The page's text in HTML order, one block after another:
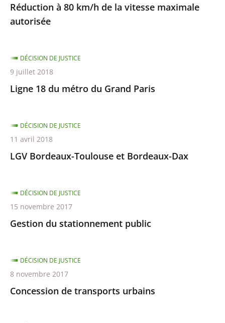
Réduction à 80 km/h de la vitesse maximale
autorisée
Ligne 18 du métro du Grand Paris
DÉCISION DE JUSTICE
9 juillet 2018
LGV Bordeaux-Toulouse et Bordeaux-Dax
DÉCISION DE JUSTICE
11 avril 2018
Gestion du stationnement public
DÉCISION DE JUSTICE
15 novembre 2017
Concession de transports urbains
DÉCISION DE JUSTICE
8 novembre 2017